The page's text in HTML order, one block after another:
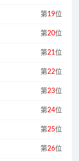
第19位
第20位
第21位
第22位
第23位
第24位
第25位
第26位